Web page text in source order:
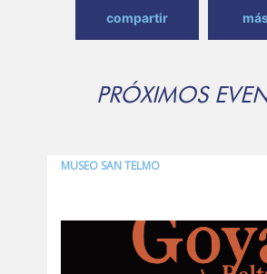
compartir
PRÓXIMOS
MUSEO SAN TELMO